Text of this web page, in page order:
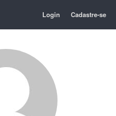
Login Cadastre-se